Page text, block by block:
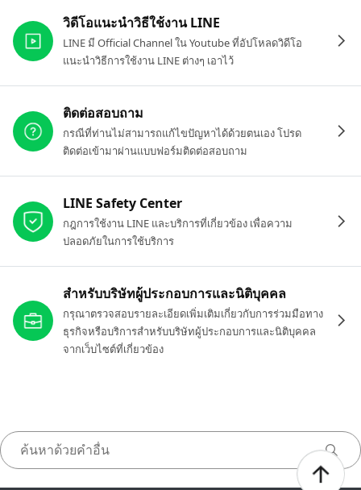
วิดีโอแนะนำวิธีใช้งาน LINE
LINE มี Official Channel ใน Youtube ที่อัปโหลดวิดีโอ
แนะนำวิธีการใช้งาน LINE ต่างๆ เอาไว้
ติดต่อสอบถาม
กรณีที่ท่านไม่สามารถแก้ไขปัญหาได้ด้วยตนเอง โปรด
ติดต่อเข้ามาผ่านแบบฟอร์มติดต่อสอบถาม
LINE Safety Center
กฎการใช้งาน LINE และบริการที่เกี่ยวข้อง เพื่อความ
ปลอดภัยในการใช้บริการ
สำหรับบริษัทผู้ประกอบการและนิติบุคคล
กรุณาตรวจสอบรายละเอียดเพิ่มเติมเกี่ยวกับการร่วมมือทาง
ธุรกิจหรือบริการสำหรับบริษัทผู้ประกอบการและนิติบุคคล
จากเว็บไซต์ที่เกี่ยวข้อง